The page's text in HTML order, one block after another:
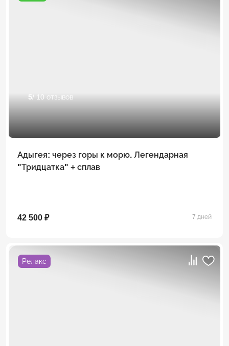
5/ 10 отзывов
Адыгея: через горы к морю. Легендарная
"Тридцатка" + сплав
42 500 ₽ 7 дней
Релакс